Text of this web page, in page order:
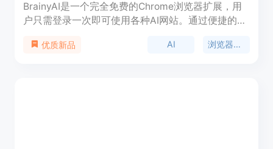
BrainyAI是一个完全免费的Chrome浏览器扩展，用
户只需登录一次即可使用各种AI网站。通过便捷的侧
增强的AI网页浏览等功能。支持多种大型语言模型，
优质新品 AI 浏览器扩展